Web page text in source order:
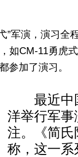
”军演，演习全
如CM-11勇虎
参加了演习。
最近中
洋举行军
注。《简
称，这一系